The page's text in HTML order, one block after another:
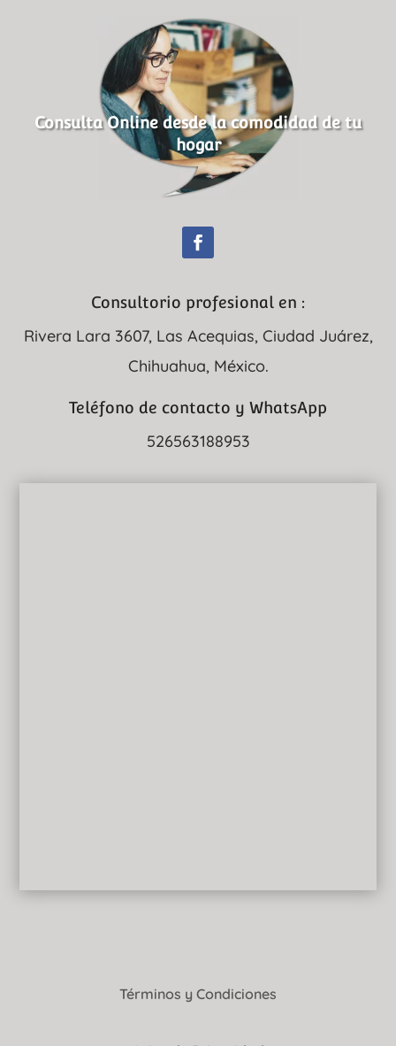
Consulta Online desde la comodidad de tu
hogar
Consultorio profesional en :
Rivera Lara 3607, Las Acequias, Ciudad Juárez,
Chihuahua, México.
Teléfono de contacto y WhatsApp
526563188953
Términos y Condiciones